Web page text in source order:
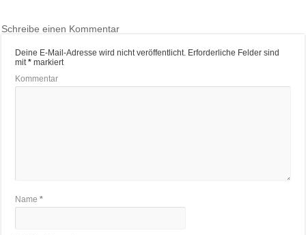
Schreibe einen Kommentar
Deine E-Mail-Adresse wird nicht veröffentlicht. Erforderliche Felder sind
mit* markiert
Kommentar
Name*